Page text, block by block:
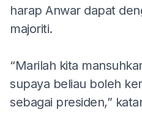
harap Anwar dapat
majoriti.
“Marilah kita
supaya beliau boleh
sebagai presiden,”